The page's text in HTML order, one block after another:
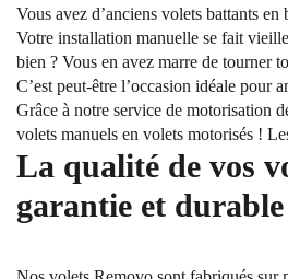
Vous avez d’anciens volets battants
Votre installation manuelle se fait
bien ? Vous en avez marre de tourner
C’est peut-être l’occasion idéale pour
Grâce à notre service de motorisation
volets manuels en volets motorisés !
La qualité de vos
garantie et durable